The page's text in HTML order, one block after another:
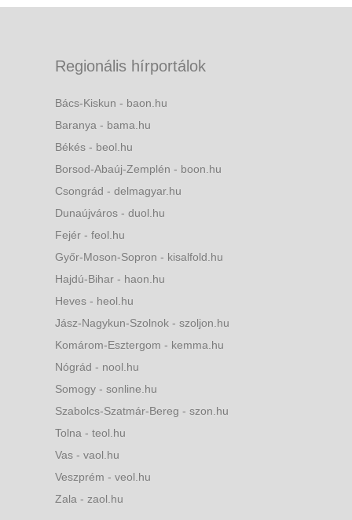
Regionális hírportálok
Bács-Kiskun - baon.hu
Baranya - bama.hu
Békés - beol.hu
Borsod-Abaúj-Zemplén - boon.hu
Csongrád - delmagyar.hu
Dunaújváros - duol.hu
Fejér - feol.hu
Győr-Moson-Sopron - kisalfold.hu
Hajdú-Bihar - haon.hu
Heves - heol.hu
Jász-Nagykun-Szolnok - szoljon.hu
Komárom-Esztergom - kemma.hu
Nógrád - nool.hu
Somogy - sonline.hu
Szabolcs-Szatmár-Bereg - szon.hu
Tolna - teol.hu
Vas - vaol.hu
Veszprém - veol.hu
Zala - zaol.hu